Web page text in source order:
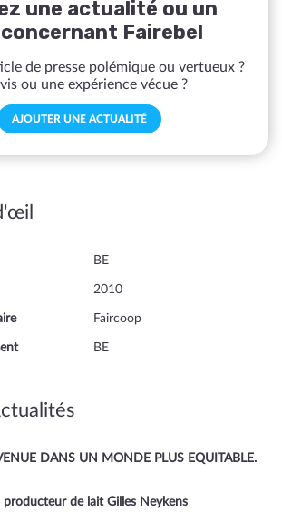
une actualité ou un
Fairebel
de presse polémique ou vertueux ?
ou une expérience vécue ?
AJOUTER UNE ACTUALITÉ
BE
2010
Faircoop
BE
DANS UN MONDE PLUS EQUITABLE.
producteur de lait Gilles Neykens